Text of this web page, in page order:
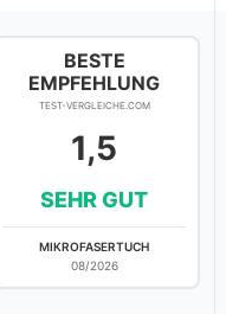
BESTE
EMPFEHLUNG
TEST-VERGLEICHE.COM
1,5
SEHR GUT
MIKROFASERTUCH
08/2026